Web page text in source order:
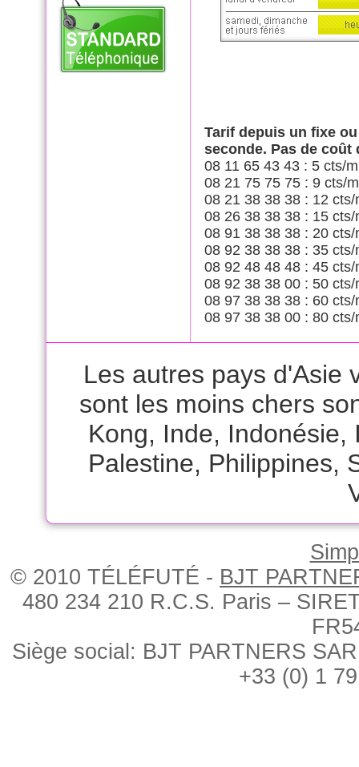
Tarif depuis un fixe
seconde. Pas de coût
08 11 65 43 43 : 5 cts/
08 21 75 75 75 : 9 cts/
08 21 38 38 38 : 12 cts/
08 26 38 38 38 : 15 cts/
08 91 38 38 38 : 20 cts/
08 92 38 38 38 : 35 cts/
08 92 48 48 48 : 45 cts/
08 92 38 38 00 : 50 cts/
08 97 38 38 38 : 60 cts/
08 97 38 38 00 : 80 cts/
Les autres pays d'Asie
sont les moins chers
Kong, Inde, Indonésie,
Palestine, Philippines,
© 2010 TÉLÉFUTÉ - BJT
480 234 210 R.C.S. Paris –
Siège social: BJT PARTNERS
+33 (0) 1